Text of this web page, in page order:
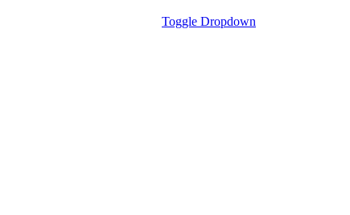
Toggle Dropdown